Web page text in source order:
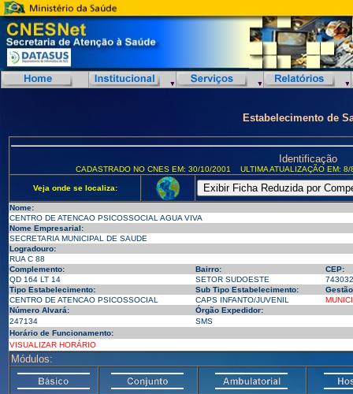
Estabelecimento de
Identificação
CADASTRADO NO CNES EM: 30/10/2001 ULTIMA ATUALIZAÇÃO EM:
Veja onde se localiza:
Nome:
CENTRO DE ATENCAO PSICOSSOCIAL AGUA VIVA
Nome Empresarial:
SECRETARIA MUNICIPAL DE SAUDE
Logradouro:
RUA C 88
Complemento:
Bairro:
CEP:
QD 164 LT 14
SETOR SUDOESTE
Tipo Estabelecimento:
Sub Tipo Estabelecimento:
CENTRO DE ATENCAO PSICOSSOCIAL
CAPS INFANTO/JUVENIL
Número Alvará:
Órgão Expedidor:
247134
SMS
Horário de Funcionamento:
VISUALIZAR HORÁRIO
Módulos: